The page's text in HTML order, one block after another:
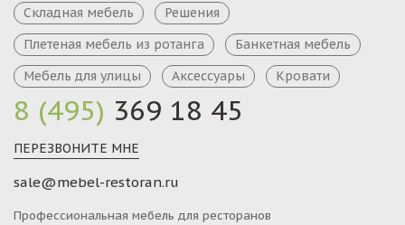
8 (495) 369 18 45
ПЕРЕЗВОНИТЕ МНЕ
sale@mebel-restoran.ru
Профессиональная мебель для ресторанов
Складная мебель
Решения
Плетеная мебель из ротанга
Банкетная мебель
Мебель для улицы
Аксессуары Кровати